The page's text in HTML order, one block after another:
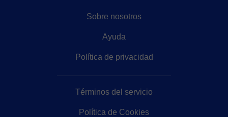
Sobre nosotros
Ayuda
Política de privacidad
Términos del servicio
Política de Cookies